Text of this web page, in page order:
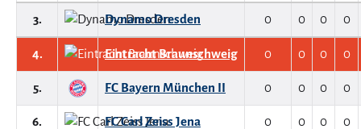
3. Dynamo Dresden 0 0 0 0
4. Eintracht Braunschweig 0 0 0 0
5. FC Bayern München II 0 0 0 0
6. FC Carl Zeiss Jena 0 0 0 0